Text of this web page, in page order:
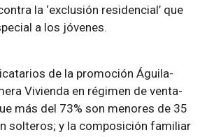
la ‘exclusión residencial’ que
a los jóvenes.
de la promoción Águila-
Vivienda en régimen de venta-
más del 73% son menores de 35
solteros; y la composición familiar